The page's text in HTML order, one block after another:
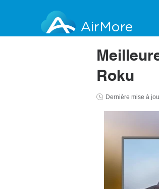
AirMore
Roku
Dernière mise à